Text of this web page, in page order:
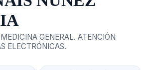
GENERAL. ATENCIÓN
ELECTRÓNICAS.